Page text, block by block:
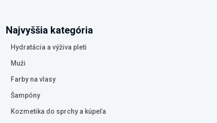
Najvyššia kategória
Hydratácia a výživa pleti
Muži
Farby na vlasy
Šampóny
Kozmetika do sprchy a kúpeľa